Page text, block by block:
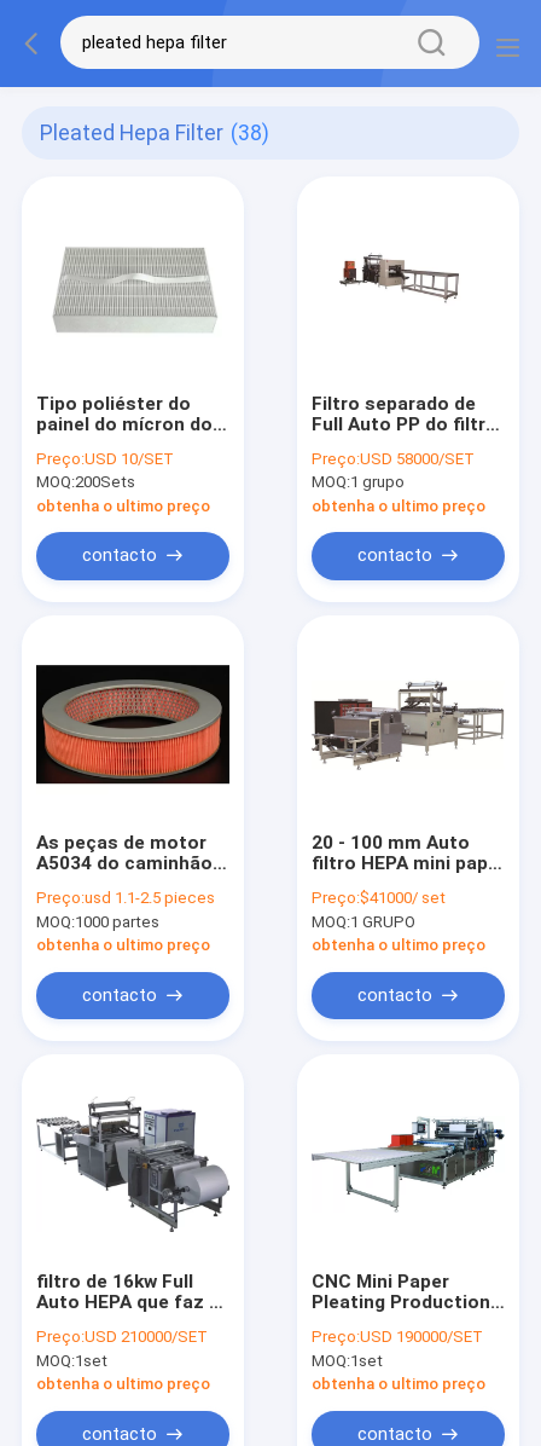
Pleated Hepa Filter (38)
Tipo poliéster do
painel do mícron do
Pleated Hepa Air
Filter 100
Preço:USD 10/SET
MOQ:200Sets
obtenha o ultimo preço
contacto
Filtro separado de
Full Auto PP do filtro
largura 700mm da
máquina
Preço:USD 58000/SET
MOQ:1 grupo
obtenha o ultimo preço
contacto
As peças de motor
A5034 do caminhão
filtro de ar
Preço:usd 1.1-2.5 pieces
MOQ:1000 partes
obtenha o ultimo preço
contacto
20 - 100 mm Auto
filtro HEPA mini papel
produção ajustável
Preço:$41000/ set
MOQ:1 GRUPO
obtenha o ultimo preço
contacto
filtro de 16kw Full
Auto HEPA que faz a
Pleating
Preço:USD 210000/SET
MOQ:1set
obtenha o ultimo preço
contacto
CNC Mini Paper
Pleating Production
1320mm Full Auto
HEPA
Preço:USD 190000/SET
MOQ:1set
obtenha o ultimo preço
contacto